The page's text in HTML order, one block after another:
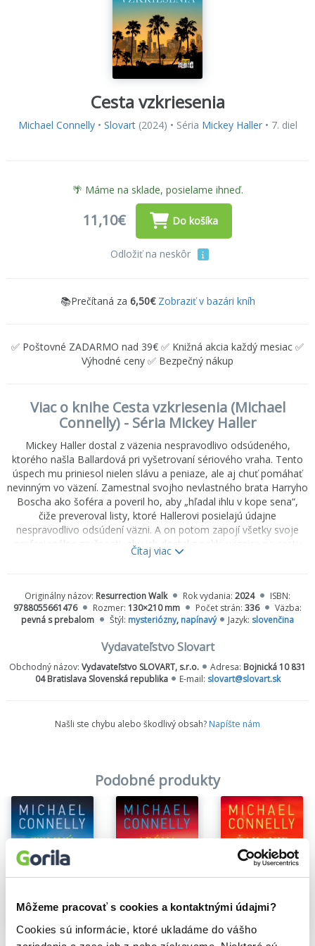
Môžeme pracovať s cookies a kontaktnými údajmi?
Cookies sú informácie, ktoré ukladáme do vášho
Cesta vzkriesenia
Michael Connelly• Slovart(2024) • Séria Mickey Haller• 7. diel
🌴 Máme na sklade, posielame ihneď.
11,10€ Do košíka
Odložiť na neskôr
📚Prečítaná za 6,50€ Zobraziť v bazári kníh
✅ Poštovné ZADARMO nad 39€ ✅ Knižná akcia každý mesiac ✅
Výhodné ceny ✅ Bezpečný nákup
Viac o knihe Cesta vzkriesenia (Michael
Connelly) - Séria Mickey Haller
Mickey Haller dostal z väzenia nespravodlivo odsúdeného,
ktorého našla Ballardová pri vyšetrovaní sériového vraha. Tento
úspech mu priniesol nielen slávu a peniaze, ale aj chuť pomáhať
nevinným vo väzení. Zamestnal svojho nevlastného brata Harryho
Boscha ako šoféra a poveril ho, aby „hľadal ihlu v kope sena“,
čiže preveroval listy, ktoré Hallerovi posielajú údajne
nespravodlivo odsúdení väzni. A on potom zapojí všetky svoje
profesionálne zručnosti, aby ich dostal z pekla väznice na cestu
späť do normálneho života
Čítaj viac
Originálny názov: Resurrection Walk Rok vydania: 2024
ISBN:
9788055661476
Rozmer: 130×210 mm Počet strán: 336
Väzba:
pevná s prebalom
Štýl: mysteriózny, napínavý Jazyk: slovenčina
Vydavateľstvo Slovart
Obchodný názov: Vydavateľstvo SLOVART, s.r.o. Adresa: Bojnická 10 831
04 Bratislava Slovenská republika
E-mail: slovart@slovart.sk
Našli ste chybu alebo škodlivý obsah? Napíšte nám
Podobné produkty
Na sklade Na sklade Na sklade